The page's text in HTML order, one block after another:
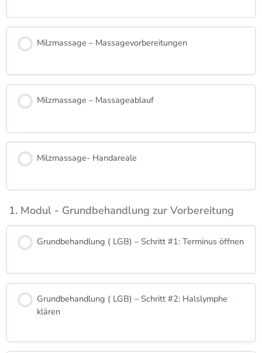
Milzmassage – Massagevorbereitungen
Milzmassage – Massageablauf
Milzmassage- Handareale
1. Modul - Grundbehandlung zur Vorbereitung
Grundbehandlung ( LGB) – Schritt #1: Terminus öffnen
Grundbehandlung ( LGB) – Schritt #2: Halslymphe
klären